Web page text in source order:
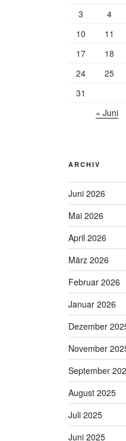
3
4
10
11
17
18
24
25
31
« Juni
ARCHIV
Juni 2026
Mai 2026
April 2026
März 2026
Februar 2026
Januar 2026
Dezember
November
September
August 2025
Juli 2025
Juni 2025